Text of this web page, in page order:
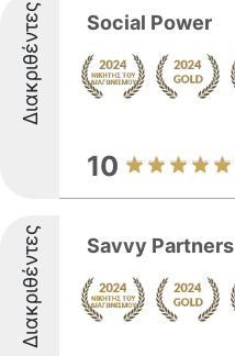
Διακριθέντες Social Power
10
Διακριθέντες Savvy Partners